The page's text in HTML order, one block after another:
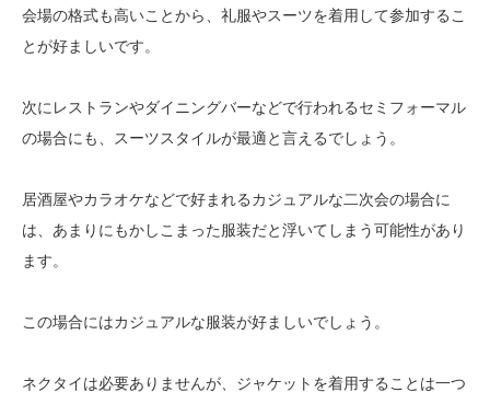
会場の格式も高いことから、礼服やスーツを着用して参加するこ
とが好ましいです。
次にレストランやダイニングバーなどで行われるセミフォーマル
の場合にも、スーツスタイルが最適と言えるでしょう。
居酒屋やカラオケなどで好まれるカジュアルな二次会の場合に
は、あまりにもかしこまった服装だと浮いてしまう可能性があり
ます。
この場合にはカジュアルな服装が好ましいでしょう。
ネクタイは必要ありませんが、ジャケットを着用することは一つ